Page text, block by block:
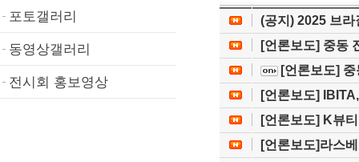
포토갤러리
동영상갤러리
전시회 홍보영상
(공지) 2025 브
[언론보도] 중동
[언론보도]
[언론보도]
[언론보도] K뷰
[언론보도]라스